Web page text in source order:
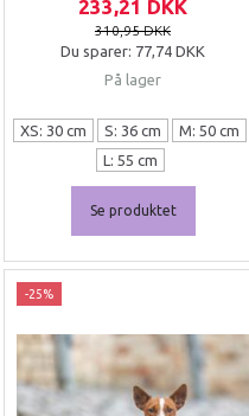
233,21 DKK
310,95 DKK
Du sparer: 77,74 DKK
På lager
XS: 30 cm S: 36 cm
M: 50 cm
L: 55 cm
Se produktet
-25%